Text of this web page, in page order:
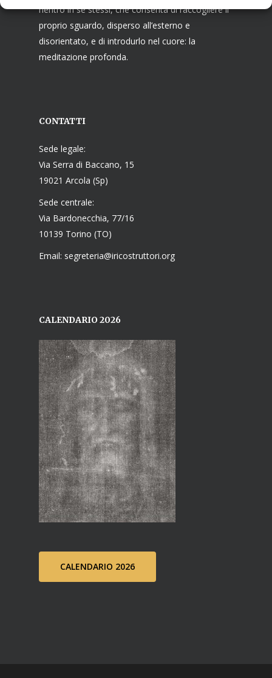
rientro in se stessi, che consenta di raccogliere il
proprio sguardo, disperso all’esterno e
disorientato, e di introdurlo nel cuore: la
meditazione profonda.
CONTATTI
Sede legale:
Via Serra di Baccano, 15
19021 Arcola (Sp)
Sede centrale:
Via Bardonecchia, 77/16
10139 Torino (TO)
Email: segreteria@iricostruttori.org
CALENDARIO 2026
CALENDARIO 2026